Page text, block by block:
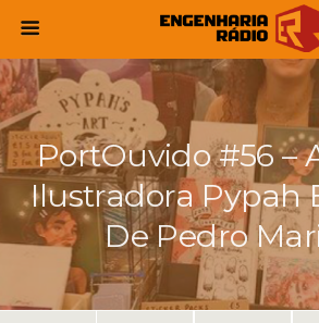
PortOuvido #56 –
Ilustradora Pypah
De Pedro